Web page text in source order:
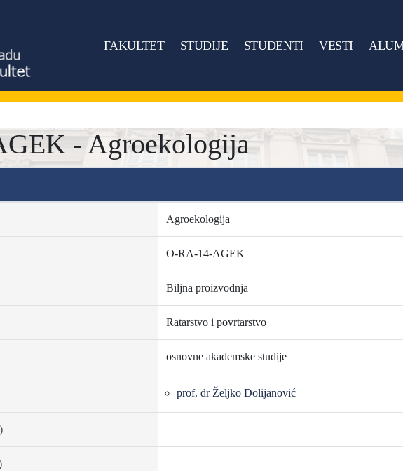
FAKULTET STUDIJE STUDENTI VESTI
- Agroekologija
Agroekologija
O-RA-14-AGEK
Biljna proizvodnja
Ratarstvo i povrtarstvo
osnovne akademske studije
prof. dr Željko Dolijanović